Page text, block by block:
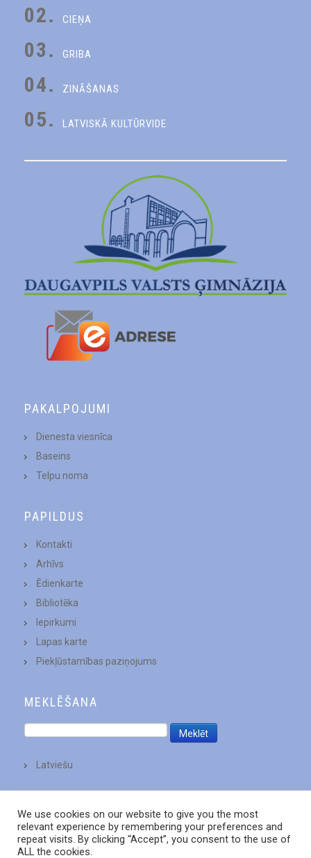
02. CIEŅA
03. GRIBA
04. ZINĀŠANAS
05. LATVISKĀ KULTŪRVIDE
PAKALPOJUMI
Dienesta viesnīca
Baseins
Telpu noma
PAPILDUS
Kontakti
Arhīvs
Ēdienkarte
Bibliotēka
Iepirkumi
Lapas karte
Piekļūstamības paziņojums
MEKLĒŠANA
Latviešu
We use cookies on our website to give you the most
relevant experience by remembering your preferences and
repeat visits. By clicking “Accept”, you consent to the use of
ALL the cookies.